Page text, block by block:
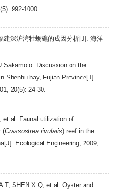
(5): 992-1000.
建深沪湾牡蛎礁的成因分析[J]. 海洋
Sakamoto. Discussion on the
Shenhu bay, Fujian Province[J].
, 20(5): 24-30.
, et al. Faunal utilization of
(Crassostrea rivularis) reef in the
Ecological Engineering, 2009,
T, SHEN X Q, et al. Oyster and